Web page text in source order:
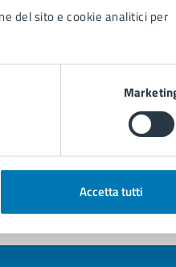
del sito e cookie analitici per
Accetta tutti
un sostituto tra
demandare di volta
di